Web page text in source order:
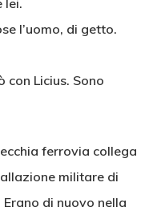
lei.
l’uomo, di getto.
Licius. Sono
ferrovia collega
militare di
di nuovo nella